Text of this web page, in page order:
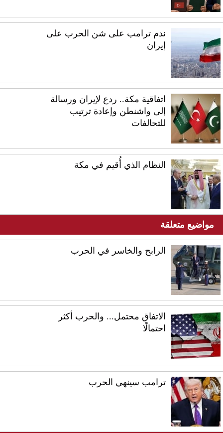
ندم ترامب على شن الحرب على
إيران
اتفاقية مكة.. ردع لإيران ورسالة
إلى واشنطن وإعادة ترتيب
للتحالفات
النظام الذي أُقيم في مكة
مواضيع متعلقة
الرابح والخاسر في الحرب
الاتفاق محتمل... والحرب أكثر
احتمالًا
ترامب سينهي الحرب